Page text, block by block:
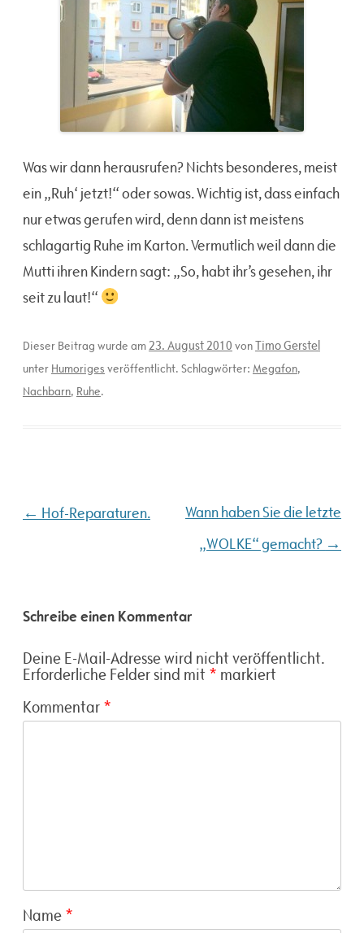
Was wir dann herausrufen? Nichts besonderes, meist
ein „Ruh‘ jetzt!“ oder sowas. Wichtig ist, dass einfach
nur etwas gerufen wird, denn dann ist meistens
schlagartig Ruhe im Karton. Vermutlich weil dann die
Mutti ihren Kindern sagt: „So, habt ihr’s gesehen, ihr
seit zu laut!“
Dieser Beitrag wurde am23. August 2010 vonTimo Gerstel
unter Humoriges veröffentlicht. Schlagwörter: Megafon,
Nachbarn, Ruhe.
Beitragsnavigation
← Hof-Reparaturen.
Wann haben Sie die letzte
„WOLKE“ gemacht? →
Schreibe einen Kommentar
Deine E-Mail-Adresse wird nicht veröffentlicht.
Erforderliche Felder sind mit * markiert
Kommentar *
Name *